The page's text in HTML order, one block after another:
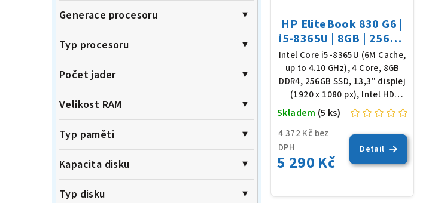
Generace procesoru
Typ procesoru
Počet jader
Velikost RAM
Typ paměti
Kapacita disku
Typ disku
d
u
k
ů
ů
HP EliteBook 830 G6 |
i5-8365U | 8GB | 256GB
SSD | 13,3" FHD | Win
11
Intel Core i5-8365U (6M Cache,
up to 4.10 GHz), 4 Core, 8GB
DDR4, 256GB SSD, 13,3" displej
(1920 x 1080 px), Intel HD
Graphics 620, podsvícená
klávesnice, Win 11 Pro
4 372 Kč bez
DPH
5 290 Kč
Skladem (5 ks)
Detail